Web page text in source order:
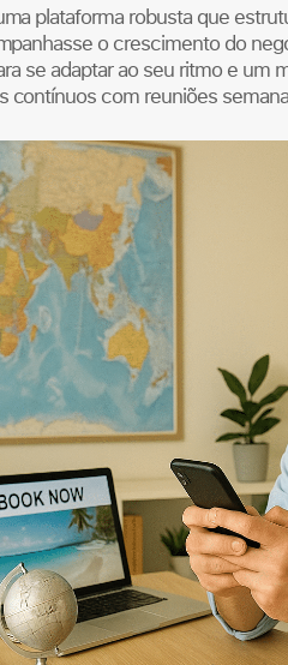
plataforma robusta que
o crescimento do
se adaptar ao seu ritmo e
contínuos com reuniões